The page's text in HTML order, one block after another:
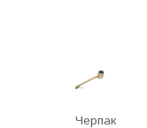
Черпак